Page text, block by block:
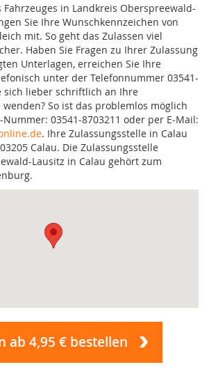
in Landkreis Oberspreewald-
Sie Ihre Wunschkennzeichen von
mit. So geht das Zulassen viel
Haben Sie Fragen zu Ihrer Zulassung
Unterlagen, erreichen Sie Ihre
unter der Telefonnummer 03541-
sich lieber schriftlich an Ihre
So ist das problemlos möglich
03541-8703211 oder per E-Mail:
. Ihre Zulassungsstelle in Calau
Calau. Die Zulassungsstelle
Lausitz in Calau gehört zum
ab 4,95 € bestellen